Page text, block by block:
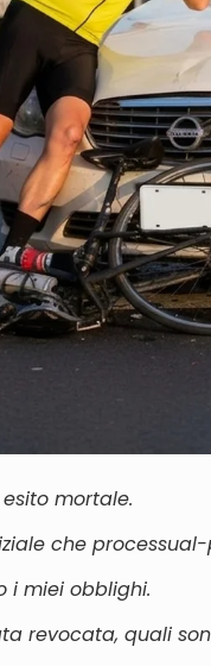
mortale.
che
i miei obblighi.
revocata, quali